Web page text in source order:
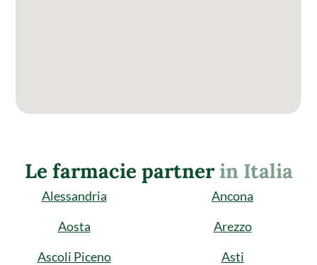
Le farmacie partnerin Italia
Alessandria
Ancona
Aosta
Arezzo
Ascoli Piceno
Asti